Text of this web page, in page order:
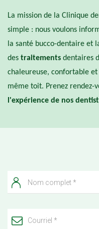
La mission de la Clinique
simple : nous voulons
la santé bucco-dentaire et
des traitements dentaires
chaleureuse, confortable
même toit. Prenez rendez-
l'expérience de nos